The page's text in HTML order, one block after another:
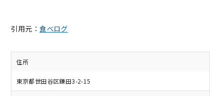
引用元：食べログ
住所
東京都世田谷区鎌田3-2-15